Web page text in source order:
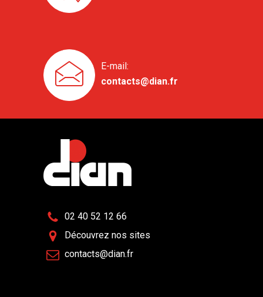
E-mail:
contacts@dian.fr
02 40 52 12 66
Découvrez nos sites
contacts@dian.fr